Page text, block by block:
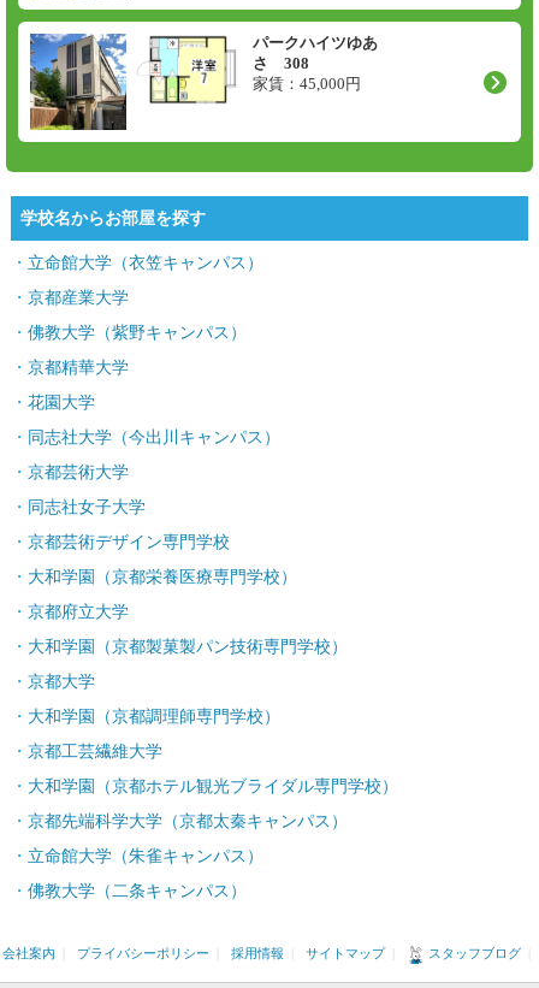
パークハイツゆあ
さ 308
家賃： 45,000 円
学校名からお部屋を探す
立命館大学（衣笠キャンパス）
京都産業大学
佛教大学（紫野キャンパス）
京都精華大学
花園大学
同志社大学（今出川キャンパス）
京都芸術大学
同志社女子大学
京都芸術デザイン専門学校
大和学園（京都栄養医療専門学校）
京都府立大学
大和学園（京都製菓製パン技術専門学校）
京都大学
大和学園（京都調理師専門学校）
京都工芸繊維大学
大和学園（京都ホテル観光ブライダル専門学校）
京都先端科学大学（京都太秦キャンパス）
立命館大学（朱雀キャンパス）
佛教大学（二条キャンパス）
会社案内 プライバシーポリシー 採用情報 サイトマップ スタッフブログ